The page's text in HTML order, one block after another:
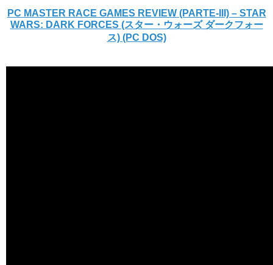
PC MASTER RACE GAMES REVIEW (PARTE-III) – STAR
WARS: DARK FORCES (スター・ウォーズ ダークフォー
ス) (PC DOS)